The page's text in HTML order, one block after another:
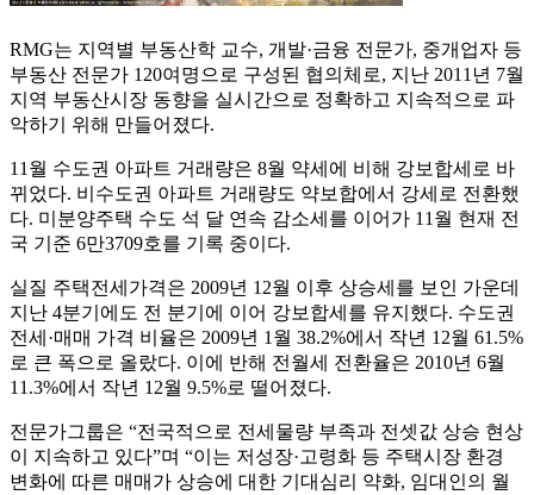
RMG는 지역별 부동산학 교수, 개발·금융 전문가, 중개업자 등
부동산 전문가 120여명으로 구성된 협의체로, 지난 2011년 7월
지역 부동산시장 동향을 실시간으로 정확하고 지속적으로 파
악하기 위해 만들어졌다.
11월 수도권 아파트 거래량은 8월 약세에 비해 강보합세로 바
뀌었다. 비수도권 아파트 거래량도 약보합에서 강세로 전환했
다. 미분양주택 수도 석 달 연속 감소세를 이어가 11월 현재 전
국 기준 6만3709호를 기록 중이다.
실질 주택전세가격은 2009년 12월 이후 상승세를 보인 가운데
지난 4분기에도 전 분기에 이어 강보합세를 유지했다. 수도권
전세·매매 가격 비율은 2009년 1월 38.2%에서 작년 12월 61.5%
로 큰 폭으로 올랐다. 이에 반해 전월세 전환율은 2010년 6월
11.3%에서 작년 12월 9.5%로 떨어졌다.
전문가그룹은 “전국적으로 전세물량 부족과 전셋값 상승 현상
이 지속하고 있다”며 “이는 저성장·고령화 등 주택시장 환경
변화에 따른 매매가 상승에 대한 기대심리 약화, 임대인의 월